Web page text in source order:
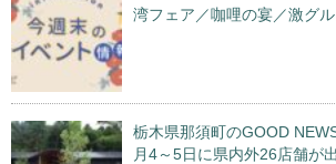
湾フェア／咖哩の宴／激グル
栃木県那須町のGOOD
月4～5日に県内外26店舗が